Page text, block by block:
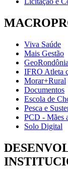
Viva Saúde
Mais Gestão
GeoRondônia
IFRO Atleta
Morar+Rural
Documentos
Escola de
Pesca e
PCD - Mães
Solo Digital